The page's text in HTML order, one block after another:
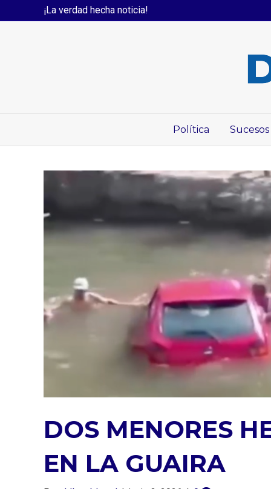
¡La verdad hecha noticia!
Política Sucesos
DOS MENORES
EN LA GUAIRA